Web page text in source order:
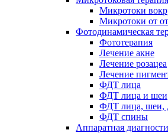
Микротоки
Микротоки от
Фотодинамическая
Фототерапия
Лечение акне
Лечение розацеа
Лечение
ФДТ лица
ФДТ лица и шеи
ФДТ лица, шеи,
ФДТ спины
Аппаратная